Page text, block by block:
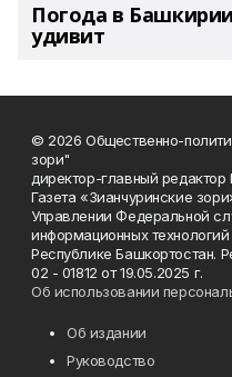
Погода в Башкирии
удивит
© 2026 Общественно-
зори"
директор-главный редактор
Газета «Зианчуринские
Управлении Федеральной
информационных
Республике Башкортостан.
02 - 01812 от 19.05.2025 г.
Об использовании
Об издании
Руководство